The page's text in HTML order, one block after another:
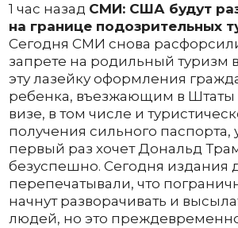
1 час назад СМИ: США будут
на границе подозрительных
Сегодня СМИ снова
запрете на родильный туризм
эту лазейку оформления
ребенка, въезжающим в Штаты
визе, в том числе и
получения сильного паспорта,
первый раз хочет Дональд
безуспешно. Сегодня издания
перепечатывали, что
начнут разворачивать и
людей, но это